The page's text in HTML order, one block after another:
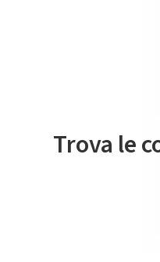
Il servizio di mobilità
Trova le